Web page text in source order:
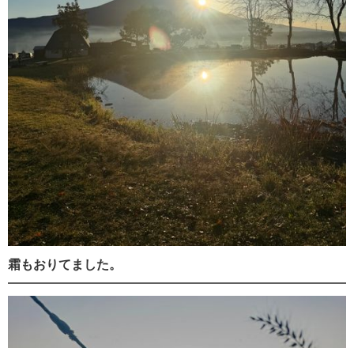
霜もおりてました。